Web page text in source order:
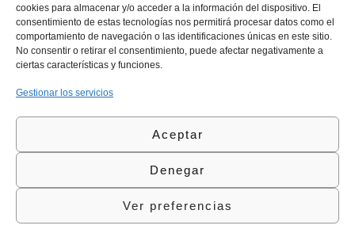
cookies para almacenar y/o acceder a la información del dispositivo. El
consentimiento de estas tecnologías nos permitirá procesar datos como el
comportamiento de navegación o las identificaciones únicas en este sitio.
No consentir o retirar el consentimiento, puede afectar negativamente a
ciertas características y funciones.
Gestionar los servicios
Aceptar
Denegar
Ver preferencias
Conocenos
Vitae
l
Área
Política
de
Política
Calidad
(+34)
935
©Vitae Health Innovation S.L. Todos los derechos